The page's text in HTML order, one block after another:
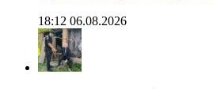
18:12 06.08.2026